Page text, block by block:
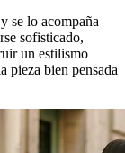
se lo acompaña
sofisticado,
un estilismo
pieza bien pensada